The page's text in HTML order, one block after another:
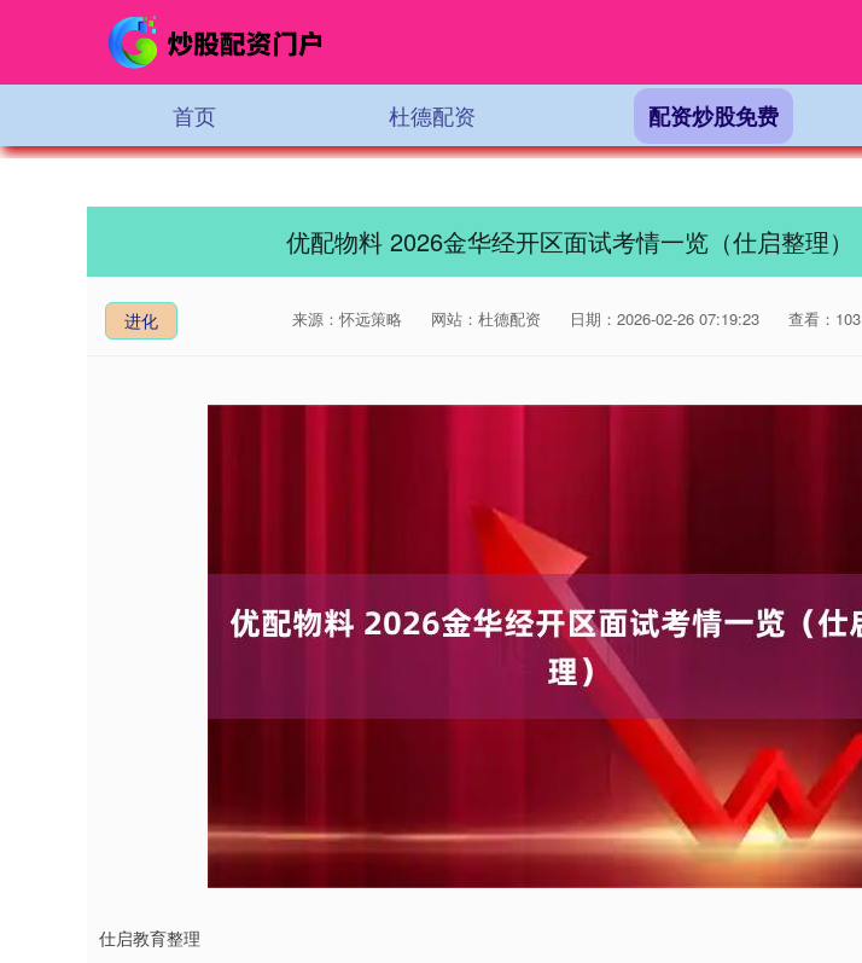
首页 杜德配资 配资炒股免费
优配物料 2026金华经开区面试考情一览（仕启整理）
进化 来源：怀远策略 网站：杜德配资 日期：2026-02-26 07:19:23 查看：103
仕启教育整理
深证成指 14311.01 200.89 1.42% 沪深300 4694.44